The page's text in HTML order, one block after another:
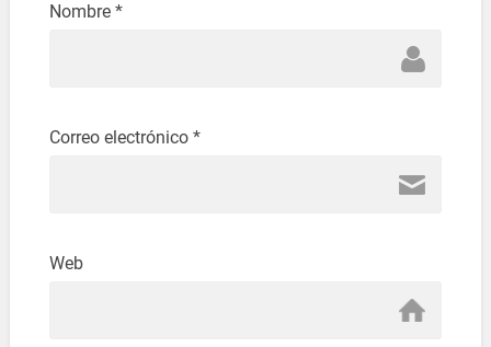
Nombre *
Correo electrónico *
Web